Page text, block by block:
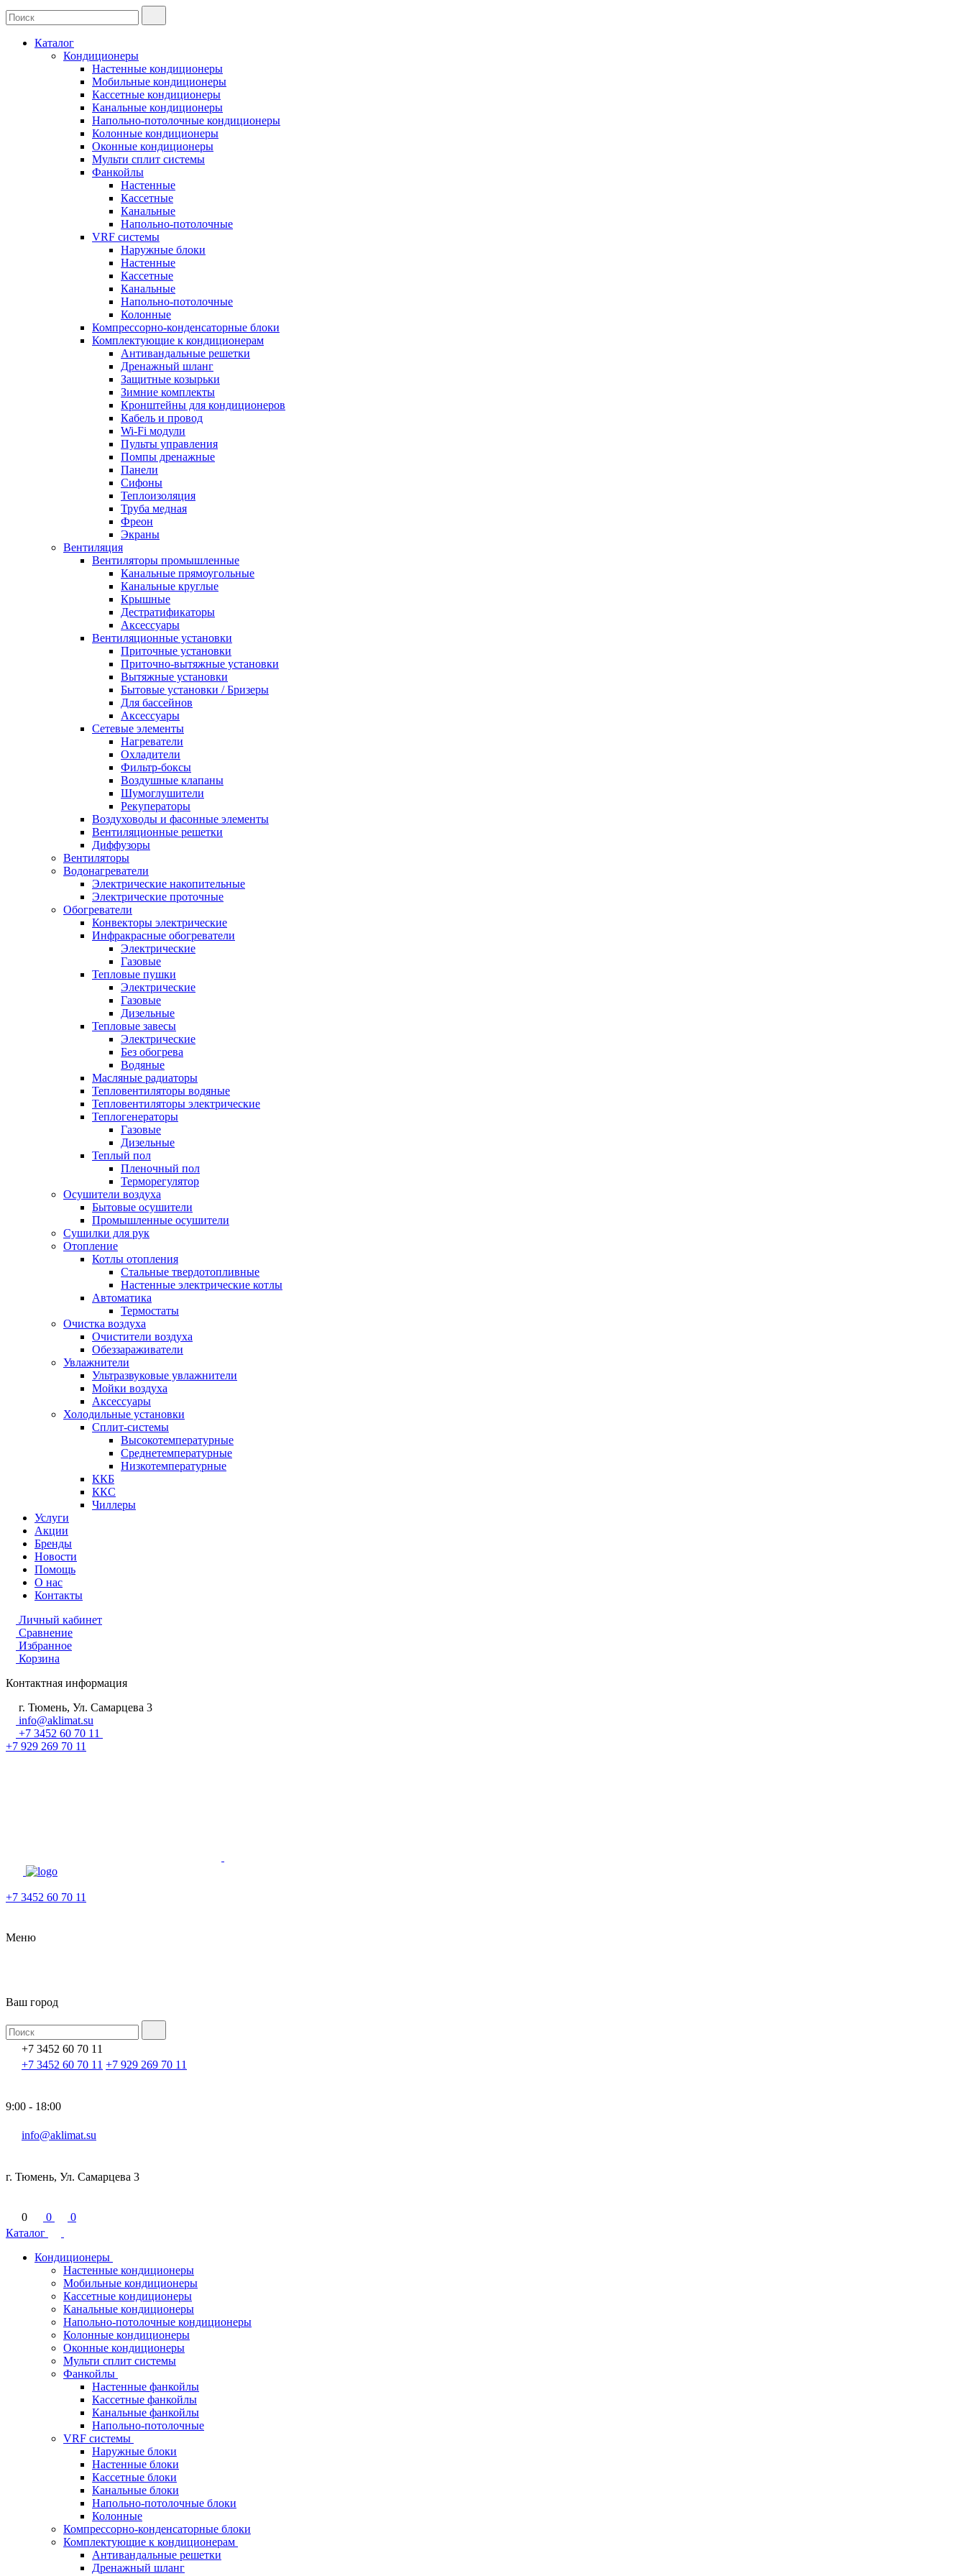
Каталог
Кондиционеры
Настенные кондиционеры
Мобильные кондиционеры
Кассетные кондиционеры
Канальные кондиционеры
Напольно-потолочные кондиционеры
Колонные кондиционеры
Оконные кондиционеры
Мульти сплит системы
Фанкойлы
Настенные
Кассетные
Канальные
Напольно-потолочные
VRF системы
Наружные блоки
Настенные
Кассетные
Канальные
Напольно-потолочные
Колонные
Компрессорно-конденсаторные блоки
Комплектующие к кондиционерам
Антивандальные решетки
Дренажный шланг
Защитные козырьки
Зимние комплекты
Кронштейны для кондиционеров
Кабель и провод
Wi-Fi модули
Пульты управления
Помпы дренажные
Панели
Сифоны
Теплоизоляция
Труба медная
Фреон
Экраны
Вентиляция
Вентиляторы промышленные
Канальные прямоугольные
Канальные круглые
Крышные
Дестратификаторы
Аксессуары
Вентиляционные установки
Приточные установки
Приточно-вытяжные установки
Вытяжные установки
Бытовые установки / Бризеры
Для бассейнов
Аксессуары
Сетевые элементы
Нагреватели
Охладители
Фильтр-боксы
Воздушные клапаны
Шумоглушители
Рекуператоры
Воздуховоды и фасонные элементы
Вентиляционные решетки
Диффузоры
Вентиляторы
Водонагреватели
Электрические накопительные
Электрические проточные
Обогреватели
Конвекторы электрические
Инфракрасные обогреватели
Электрические
Газовые
Тепловые пушки
Электрические
Газовые
Дизельные
Тепловые завесы
Электрические
Без обогрева
Водяные
Масляные радиаторы
Тепловентиляторы водяные
Тепловентиляторы электрические
Теплогенераторы
Газовые
Дизельные
Теплый пол
Пленочный пол
Терморегулятор
Осушители воздуха
Бытовые осушители
Промышленные осушители
Сушилки для рук
Отопление
Котлы отопления
Стальные твердотопливные
Настенные электрические котлы
Автоматика
Термостаты
Очистка воздуха
Очистители воздуха
Обеззараживатели
Увлажнители
Ультразвуковые увлажнители
Мойки воздуха
Аксессуары
Холодильные установки
Сплит-системы
Высокотемпературные
Среднетемпературные
Низкотемпературные
ККБ
ККС
Чиллеры
Услуги
Акции
Бренды
Новости
Помощь
О нас
Контакты
Личный кабинет
Сравнение
Избранное
Корзина
Контактная информация
г. Тюмень, Ул. Самарцева 3
info@aklimat.su
+7 3452 60 70 11
+7 929 269 70 11
+7 3452 60 70 11
Меню
Ваш город
+7 3452 60 70 11
+7 3452 60 70 11 +7 929 269 70 11
9:00 - 18:00
info@aklimat.su
г. Тюмень, Ул. Самарцева 3
0 0
0
Каталог
Кондиционеры
Настенные кондиционеры
Мобильные кондиционеры
Кассетные кондиционеры
Канальные кондиционеры
Напольно-потолочные кондиционеры
Колонные кондиционеры
Оконные кондиционеры
Мульти сплит системы
Фанкойлы
Настенные фанкойлы
Кассетные фанкойлы
Канальные фанкойлы
Напольно-потолочные
VRF системы
Наружные блоки
Настенные блоки
Кассетные блоки
Канальные блоки
Напольно-потолочные блоки
Колонные
Компрессорно-конденсаторные блоки
Комплектующие к кондиционерам
Антивандальные решетки
Дренажный шланг